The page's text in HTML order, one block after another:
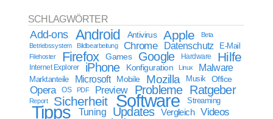
SCHLAGWÖRTER
Add-ons Android Antivirus Apple
Beta
Betriebssystem
Bildbearbeitung Chrome Datenschutz E-Mail
Filehoster Firefox Games Google Hardware Hilfe
Internet Explorer iPhone Konfiguration Linux Malware
Marktanteile Microsoft Mobile Mozilla Musik Office
Opera OS PDF Preview Probleme Ratgeber
Report Sicherheit Software Streaming
Tipps Tuning Updates Vergleich Videos